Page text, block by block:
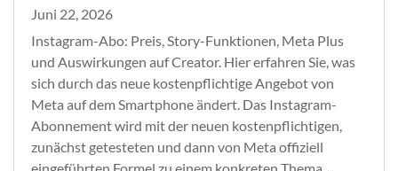
Juni 22, 2026
Instagram-Abo: Preis, Story-Funktionen, Meta Plus
und Auswirkungen auf Creator. Hier erfahren Sie, was
sich durch das neue kostenpflichtige Angebot von
Meta auf dem Smartphone ändert. Das Instagram-
Abonnement wird mit der neuen kostenpflichtigen,
zunächst getesteten und dann von Meta offiziell